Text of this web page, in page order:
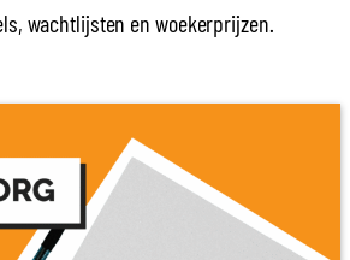
wachtlijsten en woekerprijzen.